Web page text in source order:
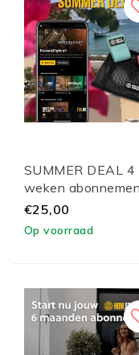
SUMMER DEAL 4
weken
set Booty bands|
HOWatHome
€25,00
Op voorraad